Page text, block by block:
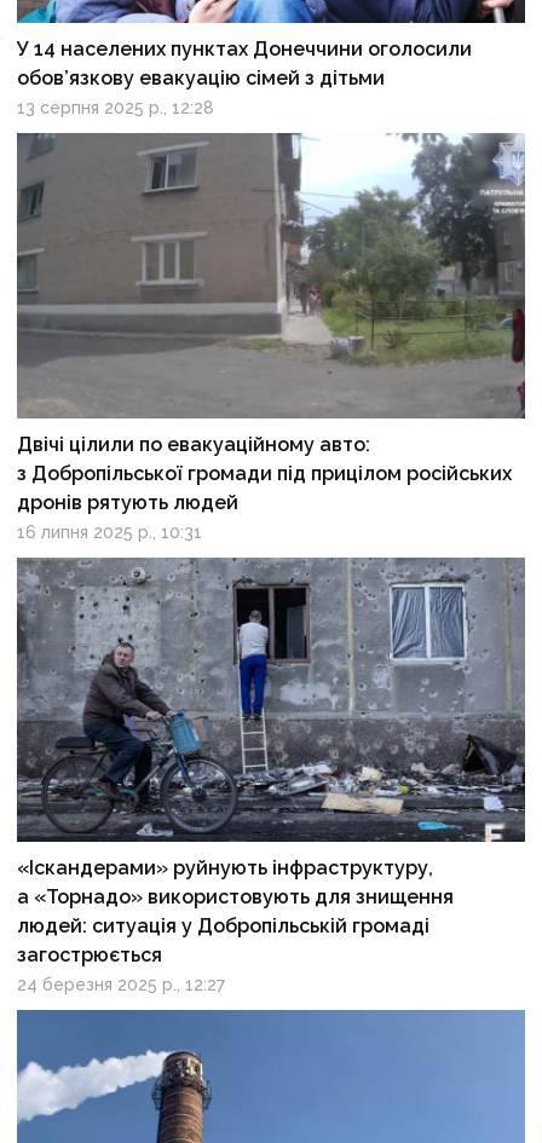
У 14 населених пунктах Донеччини оголосили
обов’язкову евакуацію сімей з дітьми
13 серпня 2025 р., 12:28
Двічі цілили по евакуаційному авто:
з Добропільської громади під прицілом російських
дронів рятують людей
16 липня 2025 р., 10:31
«Іскандерами» руйнують інфраструктуру,
а «Торнадо» використовують для знищення
людей: ситуація у Добропільській громаді
загострюється
24 березня 2025 р., 12:27